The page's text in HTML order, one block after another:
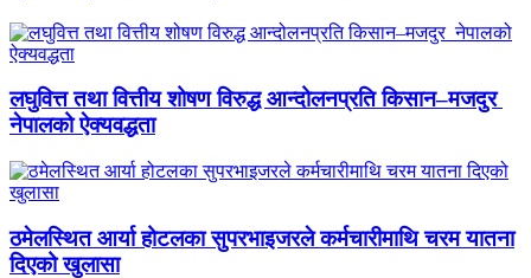
लघुवित्त तथा वित्तीय शोषण विरुद्ध आन्दोलनप्रति किसान–मजदुर
नेपालको ऐक्यवद्धता
ठमेलस्थित आर्या होटलका सुपरभाइजरले कर्मचारीमाथि चरम यातना
दिएको खुलासा